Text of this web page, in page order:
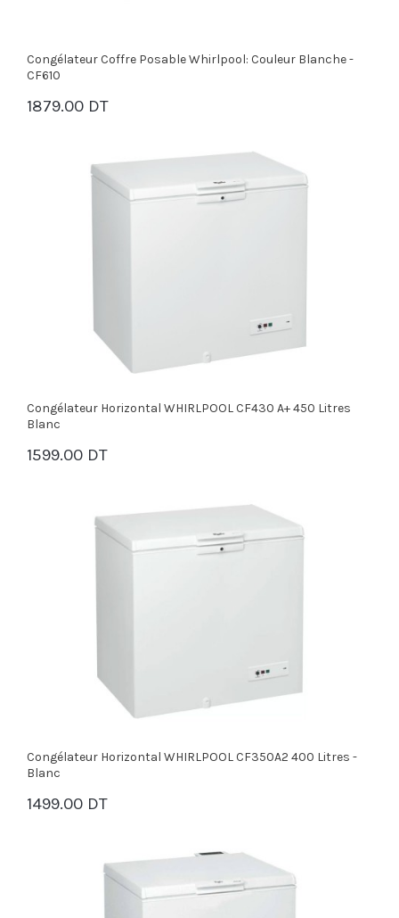
Congélateur Coffre Posable Whirlpool: Couleur Blanche -
CF610
1879.00 DT
PANIER
Congélateur Horizontal WHIRLPOOL CF430 A+ 450 Litres
Blanc
1599.00 DT
PANIER
Congélateur Horizontal WHIRLPOOL CF350A2 400 Litres -
Blanc
1499.00 DT
PANIER